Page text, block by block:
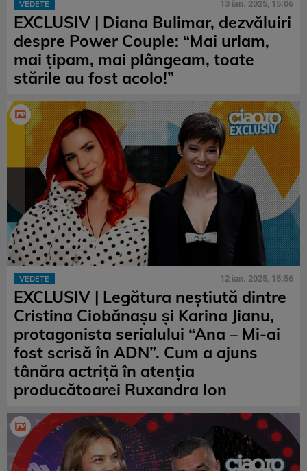
VEDETE 13 ian. 2025, 15:06
EXCLUSIV | Diana Bulimar, dezvăluiri
despre Power Couple: “Mai urlam,
mai țipam, mai plângeam, toate
stările au fost acolo!”
VEDETE 12 ian. 2025, 15:56
EXCLUSIV | Legătura neștiută dintre
Cristina Ciobănașu și Karina Jianu,
protagonista serialului “Ana – Mi-ai
fost scrisă în ADN”. Cum a ajuns
tânăra actriță în atenția
producătoarei Ruxandra Ion